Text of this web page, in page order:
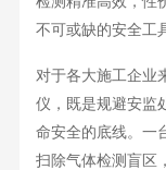
不可或缺的安全工
对于各大施工企业
仪，既是规避安监
命安全的底线。一
扫除气体检测盲区